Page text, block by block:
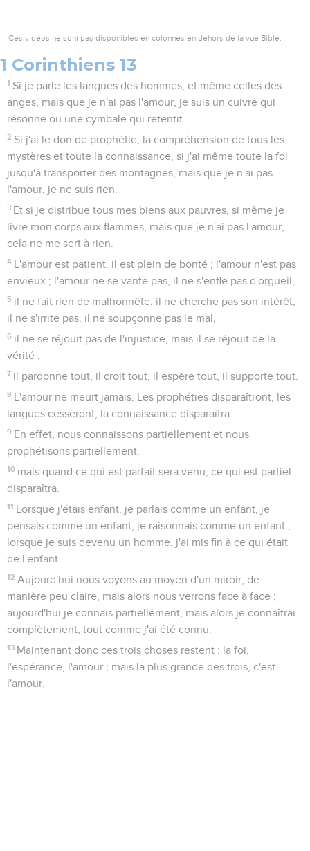
Ces vidéos ne sont pas disponibles en colonnes en dehors de la vue Bible.
1 Corinthiens 13
1 Si je parle les langues des hommes, et même celles des
anges, mais que je n'ai pas l'amour, je suis un cuivre qui
résonne ou une cymbale qui retentit.
2 Si j'ai le don de prophétie, la compréhension de tous les
mystères et toute la connaissance, si j'ai même toute la foi
jusqu'à transporter des montagnes, mais que je n'ai pas
l'amour, je ne suis rien.
3 Et si je distribue tous mes biens aux pauvres, si même je
livre mon corps aux flammes, mais que je n'ai pas l'amour,
cela ne me sert à rien.
4 L'amour est patient, il est plein de bonté ; l'amour n'est pas
envieux ; l'amour ne se vante pas, il ne s'enfle pas d'orgueil,
5 il ne fait rien de malhonnête, il ne cherche pas son intérêt,
il ne s'irrite pas, il ne soupçonne pas le mal,
6 il ne se réjouit pas de l'injustice, mais il se réjouit de la
vérité ;
7 il pardonne tout, il croit tout, il espère tout, il supporte tout.
8 L'amour ne meurt jamais. Les prophéties disparaîtront, les
langues cesseront, la connaissance disparaîtra.
9 En effet, nous connaissons partiellement et nous
prophétisons partiellement,
10 mais quand ce qui est parfait sera venu, ce qui est partiel
disparaîtra.
11 Lorsque j'étais enfant, je parlais comme un enfant, je
pensais comme un enfant, je raisonnais comme un enfant ;
lorsque je suis devenu un homme, j'ai mis fin à ce qui était
de l'enfant.
12 Aujourd'hui nous voyons au moyen d'un miroir, de
manière peu claire, mais alors nous verrons face à face ;
aujourd'hui je connais partiellement, mais alors je connaîtrai
complètement, tout comme j'ai été connu.
13 Maintenant donc ces trois choses restent : la foi,
l'espérance, l'amour ; mais la plus grande des trois, c'est
l'amour.